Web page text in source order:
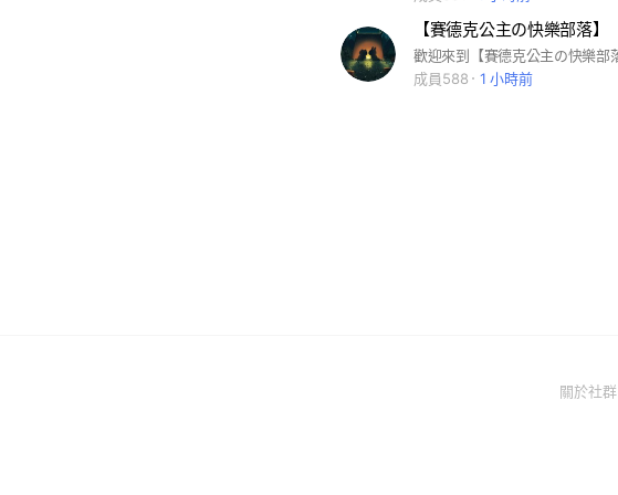
【賽德克公主の快樂部落】
成員588
1 小時前
關於社群